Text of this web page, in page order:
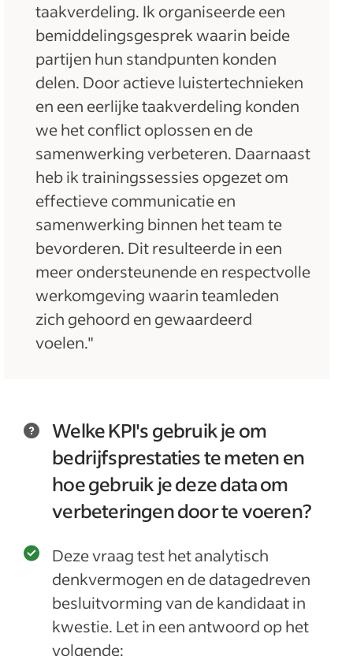
taakverdeling. Ik organiseerde een
bemiddelingsgesprek waarin beide
partijen hun standpunten konden
delen. Door actieve luistertechnieken
en een eerlijke taakverdeling konden
we het conflict oplossen en de
samenwerking verbeteren. Daarnaast
heb ik trainingssessies opgezet om
effectieve communicatie en
samenwerking binnen het team te
bevorderen. Dit resulteerde in een
meer ondersteunende en respectvolle
werkomgeving waarin teamleden
zich gehoord en gewaardeerd
voelen."
Welke KPI's gebruik je om
bedrijfsprestaties te meten en
hoe gebruik je deze data om
verbeteringen door te voeren?
Deze vraag test het analytisch
denkvermogen en de datagedreven
besluitvorming van de kandidaat in
kwestie. Let in een antwoord op het
volgende: